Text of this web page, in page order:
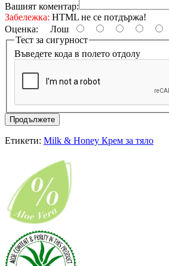
Вашият коментар:
Забележка: HTML не се потдържа!
Оценка: Лош
Тест за сигурност
Въведете кода в полето отдолу
Продължете
Етикети: Milk & Honey Крем за тяло